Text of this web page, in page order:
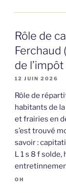
Rôle de
Ferchaud
de l’impôt
12 JUIN 2026
Rôle de
habitants de
et frairies en
s’est trouvé
savoir :
L 1 s 8 f
OH